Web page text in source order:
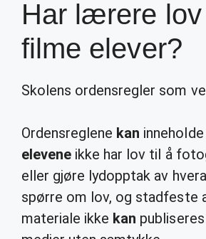
Har lærere
filme elever?
Skolens ordensregler som
Ordensreglene kan
elevene ikke har lov til å
eller gjøre lydopptak av
spørre om lov, og stadfeste
materiale ikke kan